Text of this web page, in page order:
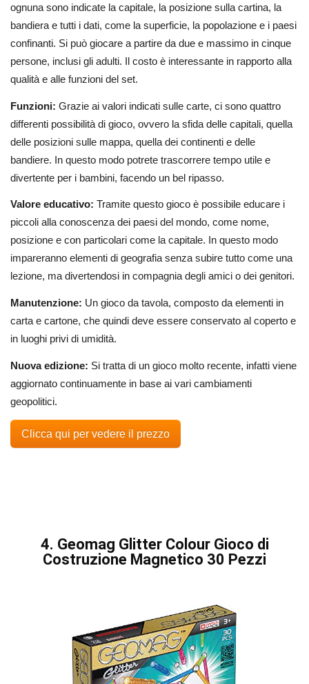
ognuna sono indicate la capitale, la posizione sulla cartina, la
bandiera e tutti i dati, come la superficie, la popolazione e i paesi
confinanti. Si può giocare a partire da due e massimo in cinque
persone, inclusi gli adulti. Il costo è interessante in rapporto alla
qualità e alle funzioni del set.
Funzioni: Grazie ai valori indicati sulle carte, ci sono quattro
differenti possibilità di gioco, ovvero la sfida delle capitali, quella
delle posizioni sulle mappa, quella dei continenti e delle
bandiere. In questo modo potrete trascorrere tempo utile e
divertente per i bambini, facendo un bel ripasso.
Valore educativo: Tramite questo gioco è possibile educare i
piccoli alla conoscenza dei paesi del mondo, come nome,
posizione e con particolari come la capitale. In questo modo
impareranno elementi di geografia senza subire tutto come una
lezione, ma divertendosi in compagnia degli amici o dei genitori.
Manutenzione: Un gioco da tavola, composto da elementi in
carta e cartone, che quindi deve essere conservato al coperto e
in luoghi privi di umidità.
Nuova edizione: Si tratta di un gioco molto recente, infatti viene
aggiornato continuamente in base ai vari cambiamenti
geopolitici.
Clicca qui per vedere il prezzo
4. Geomag Glitter Colour Gioco di
Costruzione Magnetico 30 Pezzi